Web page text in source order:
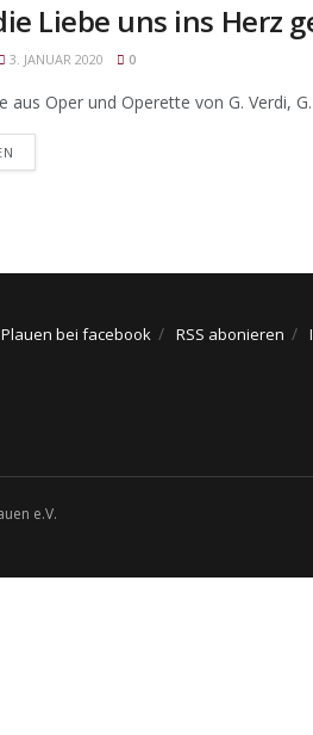
Liebe uns ins Herz
3. JANUAR 2020 0
aus Oper und Operette von G. Verdi,
bei facebook RSS abonieren
e.V.